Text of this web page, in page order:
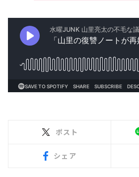
ポスト
シェア